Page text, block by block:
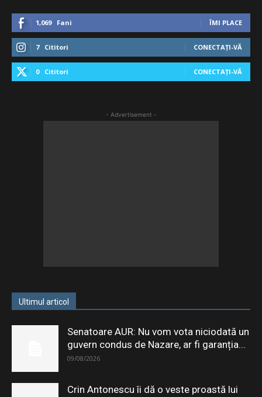
1,069 Fani ÎMI PLACE
7 Cititori CONECTAȚI-VĂ
0 Cititori CONECTAȚI-VĂ
- Advertisement -
Ultimul articol
Senatoare AUR: Nu vom vota niciodată un
guvern condus de Nazare, ar fi garanția...
09/08/2026
Crin Antonescu îi dă o veste proastă lui